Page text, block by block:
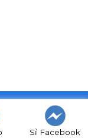
Sỉ Facebook